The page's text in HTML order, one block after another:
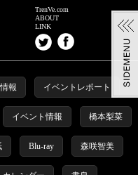
TrenVe.com
ABOUT
LINK
報 イベントレポート
イベント情報 橋本梨菜
Blu-ray 森咲智美